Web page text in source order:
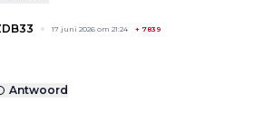
17 juni 2026 om 21:24 + 7839
Antwoord